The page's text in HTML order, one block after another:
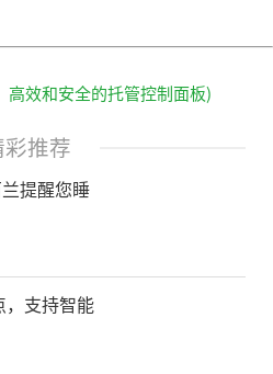
高效和安全的托管控制面板)
推荐
提醒您睡
，支持智能